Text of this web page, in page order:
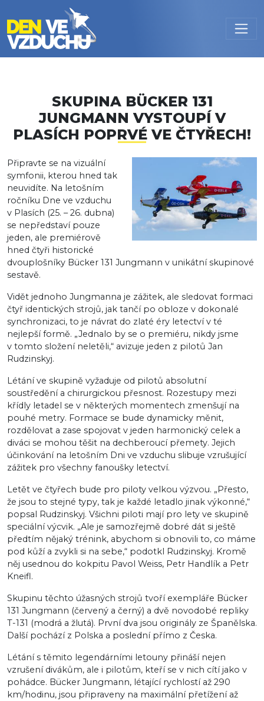
Přejít k hlavnímu obsahu
SKUPINA BÜCKER 131
JUNGMANN VYSTOUPÍ V
PLASÍCH POPRVÉ VE ČTYŘECH!
Připravte se na vizuální
symfonii, kterou hned tak
neuvidíte. Na letošním
ročníku Dne ve vzduchu
v Plasích (25. – 26. dubna)
se nepředstaví pouze
jeden, ale premiérově
hned čtyři historické
dvouplošníky Bücker 131 Jungmann v unikátní skupinové
sestavě.
Vidět jednoho Jungmanna je zážitek, ale sledovat formaci
čtyř identických strojů, jak tančí po obloze v dokonalé
synchronizaci, to je návrat do zlaté éry letectví v té
nejlepší formě. „Jednalo by se o premiéru, nikdy jsme
v tomto složení neletěli,“ avizuje jeden z pilotů Jan
Rudzinskyj.
Létání ve skupině vyžaduje od pilotů absolutní
soustředění a chirurgickou přesnost. Rozestupy mezi
křídly letadel se v některých momentech zmenšují na
pouhé metry. Formace se bude dynamicky měnit,
rozdělovat a zase spojovat v jeden harmonický celek a
diváci se mohou těšit na dechberoucí přemety. Jejich
účinkování na letošním Dni ve vzduchu slibuje vzrušující
zážitek pro všechny fanoušky letectví.
Letět ve čtyřech bude pro piloty velkou výzvou. „Přesto,
že jsou to stejné typy, tak je každé letadlo jinak výkonné,“
popsal Rudzinskyj. Všichni piloti mají pro lety ve skupině
speciální výcvik. „Ale je samozřejmě dobré dát si ještě
předtím nějaký trénink, abychom si obnovili to, co máme
pod kůží a zvykli si na sebe,“ podotkl Rudzinskyj. Kromě
něj usednou do kokpitu Pavol Weiss, Petr Handlík a Petr
Kneifl.
Skupinu těchto úžasných strojů tvoří exempláře Bücker
131 Jungmann (červený a černý) a dvě novodobé repliky
T-131 (modrá a žlutá). První dva jsou originály ze Španělska.
Další pochází z Polska a poslední přímo z Česka.
Létání s těmito legendárními letouny přináší nejen
vzrušení divákům, ale i pilotům, kteří se v nich cítí jako v
pohádce. Bücker Jungmann, létající rychlostí až 290
km/hodinu, jsou připraveny na maximální přetížení až